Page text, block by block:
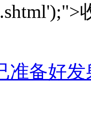
者3"导弹
准备好发